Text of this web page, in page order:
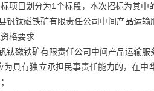
项目划分为1个标段，本次招标为其中
钒钛磁铁矿有限责任公司中间产品运输
格要求
钛磁铁矿有限责任公司中间产品运输服
为具有独立承担民事责任能力的，在